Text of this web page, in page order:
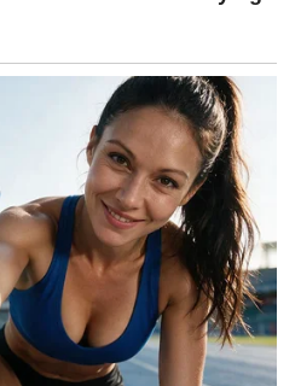
prilike dolaze iznenada i
dobiti poziv, poruku ili
da drugačije gledate na
Ovnovi osjećat će pojačanu
ih intrigira već neko vrijeme.
da ćete upoznati nekoga
i energijom. Oni koji su u
i razumijevanje.
pokazuje znakove